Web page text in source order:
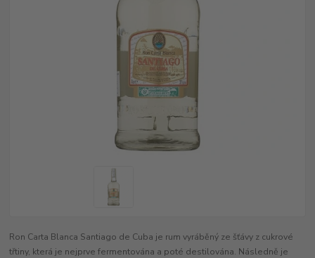
Ron Carta Blanca Santiago de Cuba je rum vyráběný ze šťávy z cukrové
třtiny, která je nejprve fermentována a poté destilována. Následně je